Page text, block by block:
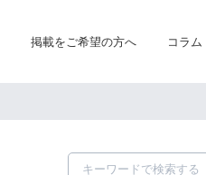
掲載をご希望の方へ コラム